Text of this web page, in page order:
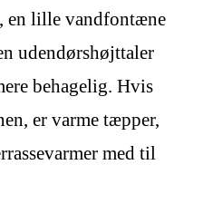
en lille vandfontæne
udendørshøjttaler
behagelig. Hvis
er varme tæpper,
med til